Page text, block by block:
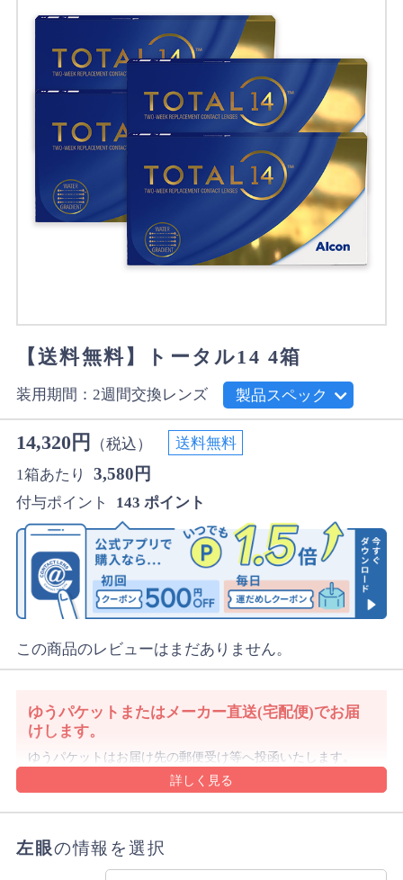
【送料無料】トータル14 4箱
装用期間：2週間交換レンズ 製品スペック
14,320円 （税込）
送料無料
1箱あたり
3,580円
付与ポイント 143 ポイント
この商品のレビューはまだありません。
ゆうパケットまたはメーカー直送(宅配便)でお届
けします。
ゆうパケットはお届け先の郵便受け等へ投函いたします。
発送後3～5日程度でお届け予定です。
沖縄県や離島は1週間前後でのお届け予定となります。
沖縄県はレターパックでお届けする場合もございます。
引換をご選択の場合は宅配便にてお届けします。
詳細・ご注意事項はご利用ガイドをご確認ください。
左眼の情報を選択